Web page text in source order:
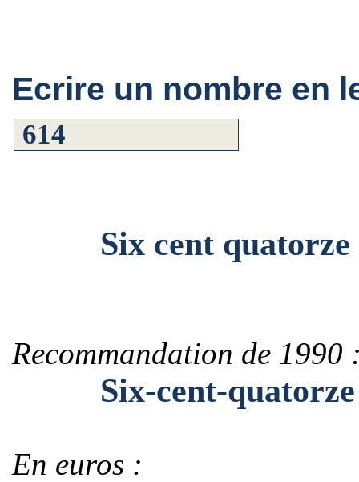
Ecrire un nombre en
Six cent quatorze
Recommandation de 1990
Six-cent-quatorze
En euros :